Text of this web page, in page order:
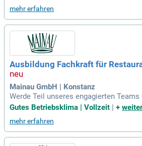
rungsprojekte. Dabei erkennst Du
nd wertest Daten für strategische
nterstützt bei der Auswahl und
und berätst Anwenderinnen sowie
nwendungen. Zudem lernst Du
chutz und Informationssicherheit
Bildungsabschluss oder Abitur ist
zukunftsorientierten Beruf.
mehr erfahren
Ausbildung Fachkraft für
Mainau GmbH | Konstanz
Werde Teil unseres engagierten
nachhaltig geführten Unternehmen! In
en Ablauf in unseren Restaurants zu
n Aufgaben gehören das fachgerechte
n und Getränken sowie die
Gutes Betriebsklima | Vollzeit | +
mehr erfahren